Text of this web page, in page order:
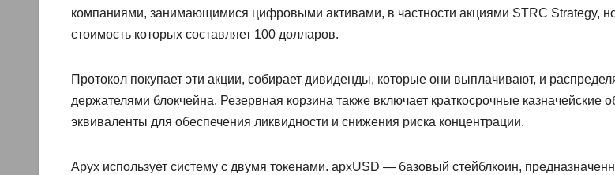
компаниями, занимающимися цифровыми активами, в частности акциями STRC Strategy,
стоимость которых составляет 100 долларов.
Протокол покупает эти акции, собирает дивиденды, которые они выплачивают, и
держателями блокчейна. Резервная корзина также включает краткосрочные казначейские
эквиваленты для обеспечения ликвидности и снижения риска концентрации.
Apyx использует систему с двумя токенами. apxUSD — базовый стейблкоин,